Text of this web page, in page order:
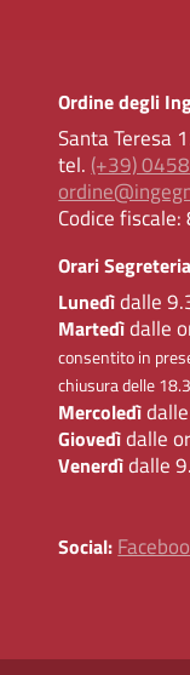
Ordine degli
Santa Teresa
tel. (+39)
Codice fiscale:
Orari Segreteria
Lunedìdalle
Martedìdalle
consentito in
chiusura delle
Mercoledì
Giovedìdalle
Venerdìdalle
Social: